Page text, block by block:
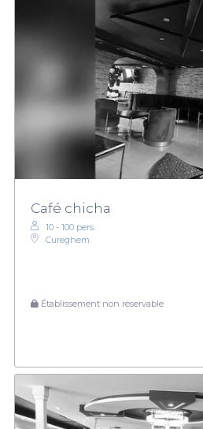
Café chicha
10 - 100 pers.
Cureghem
Établissement non réservable